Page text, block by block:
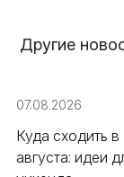
Другие
07.08.2026
Куда сходить
августа: идеи